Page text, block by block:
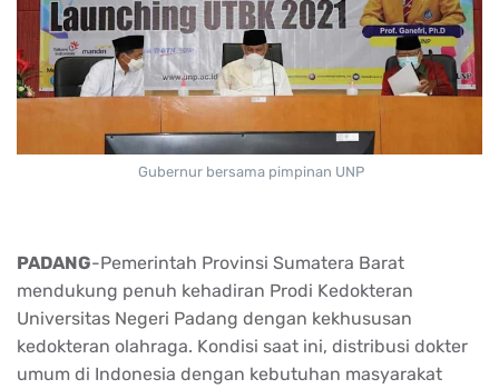
Gubernur bersama pimpinan UNP
PADANG-Pemerintah Provinsi Sumatera Barat
mendukung penuh kehadiran Prodi Kedokteran
Universitas Negeri Padang dengan kekhususan
kedokteran olahraga. Kondisi saat ini, distribusi dokter
umum di Indonesia dengan kebutuhan masyarakat